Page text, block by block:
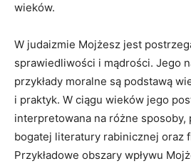
wieków.
W judaizmie Mojżesz jest‍
sprawiedliwości i mądrości. ⁤Jego
przykłady moralne są podstawą
i praktyk.⁤ W ‍ciągu wieków jego
interpretowana‌ na‌ różne sposoby,
bogatej literatury rabinicznej oraz
Przykładowe obszary wpływu